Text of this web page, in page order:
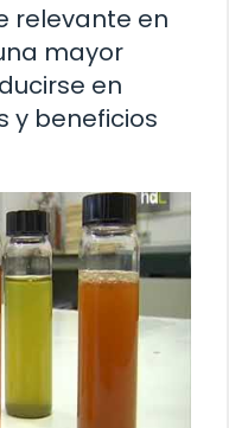
relevante en
mayor
en
y beneficios